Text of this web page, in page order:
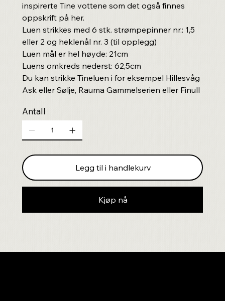
inspirerte Tine vottene som det også finnes
oppskrift på her.
Luen strikkes med 6 stk. strømpepinner nr.: 1,5
eller 2 og heklenål nr. 3 (til opplegg)
Luen mål er hel høyde: 21cm
Luens omkreds nederst: 62,5cm
Du kan strikke Tineluen i for eksempel Hillesvåg
Ask eller Sølje, Rauma Gammelserien eller Finull
Antall
Legg til i handlekurv
Kjøp nå